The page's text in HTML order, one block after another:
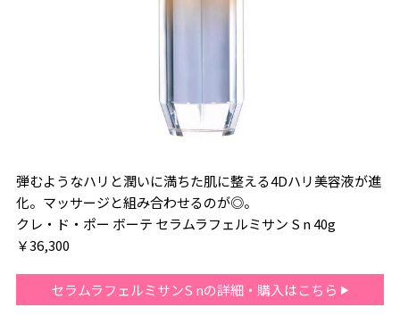
弾むようなハリと潤いに満ちた肌に整える4Dハリ美容液が進
化。マッサージと組み合わせるのが◎。
クレ・ド・ポー ボーテ セラムラフェルミサン S n 40g
￥36,300
セラムラフェルミサンS nの詳細・購入はこちら